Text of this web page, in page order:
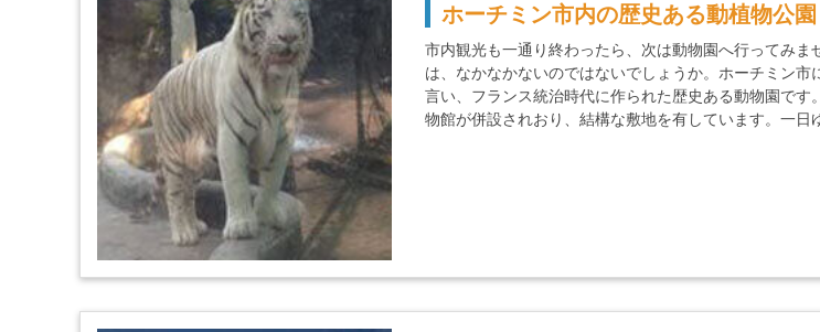
ホーチミン市内の歴史ある動植物公園
市内観光も一通り終わったら、次は動物園へ行ってみま
は、なかなかないのではないでしょうか。ホーチミン市
言い、フランス統治時代に作られた歴史ある動物園です
物館が併設されおり、結構な敷地を有しています。一日